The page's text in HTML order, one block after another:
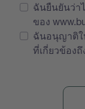
ฉันยืนยันว่า
ของ
ฉันอนุญาติใ
ที่เกี่ยวข้อง